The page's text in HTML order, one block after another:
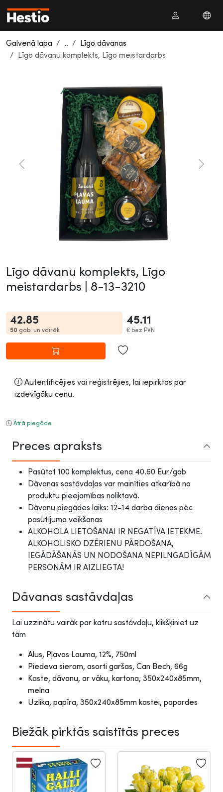
Galvenā lapa ..
Līgo dāvanas
Līgo dāvanu komplekts, Līgo meistardarbs
Previous Next
Līgo dāvanu komplekts, Līgo
meistardarbs | 8-13-3210
42.85
50 gab. un vairāk
45.11
€ bez PVN
Autentificējies vai reģistrējies, lai iepirktos par
izdevīgāku cenu.
Ātrā piegāde
Preces apraksts
Pasūtot 100 komplektus, cena 40.60 Eur/gab
Dāvanas sastāvdaļas var mainīties atkarībā no
produktu pieejamības noliktavā.
Dāvanu piegādes laiks: 12-14 darba dienas pēc
pasūtījuma veikšanas
ALKOHOLA LIETOŠANAI IR NEGATĪVA IETEKME.
ALKOHOLISKO DZĒRIENU PĀRDOŠANA,
IEGĀDĀŠANĀS UN NODOŠANA NEPILNGADĪGĀM
PERSONĀM IR AIZLIEGTA!
Dāvanas sastāvdaļas
Lai uzzinātu vairāk par katru sastāvdaļu, klikšķiniet uz
tām
Alus, Pļavas Lauma, 12%, 750ml
Piedeva sieram, asorti garšas, Can Bech, 66g
Kaste, dāvanu, ar vāku, kartona, 350x240x85mm,
melna
Uzlika, papīra, 350x240x85mm kastei, papardes
Biežāk pirktās saistītās preces